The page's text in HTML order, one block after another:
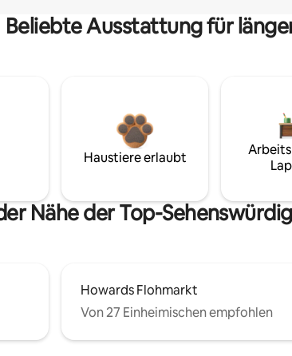
Beliebte Ausstattung für
Haustiere erlaubt
Nähe der Top-
Howards Flohmarkt
Von 27 Einheimischen empfohlen